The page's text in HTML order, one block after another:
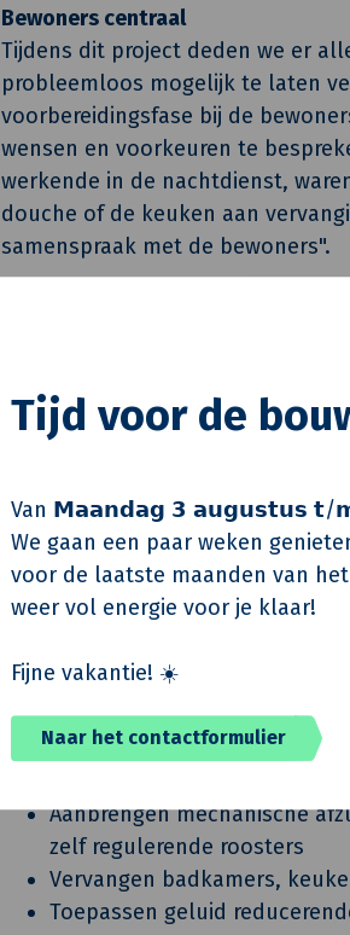
Tijd voor de
Van 𝗠𝗮𝗮𝗻𝗱𝗮𝗴 𝟯 𝗮𝘂𝗴𝘂𝘀𝘁𝘂𝘀 𝘁/𝗺
We gaan een paar weken
voor de laatste maanden van
weer vol energie voor je klaar!
Fijne vakantie! ☀️
Naar het contactformulier
Bewoners centraal
Tijdens dit project deden we er
probleemloos mogelijk te laten
voorbereidingsfase bij de
wensen en voorkeuren te
werkende in de nachtdienst,
douche of de keuken aan
samenspraak met de bewoners".
Groot onderhoud en energetisch
over 2017, 2018 en 2019. Het
en benedenwoningen aan de
Na uitvoering van de
aan de in de vraagspecificaties
bestonden onder andere uit:
Vervangen van de
Na-isoleren van de
Buitenschilderwerk houten
Aanbrengen mechanische
zelf regulerende roosters
Vervangen badkamers,
Toepassen geluid